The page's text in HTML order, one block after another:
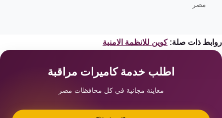
مصر
ذات صلة: كوين للانظمة الامنية
اطلب خدمة كاميرات مراقبة
معاينة مجانية في كل محافظات مصر